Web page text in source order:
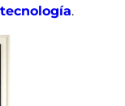
tecnología.